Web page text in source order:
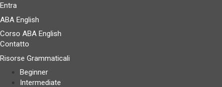
Entra
ABA English
Corso ABA English
Contatto
Risorse Grammaticali
Beginner
Intermediate